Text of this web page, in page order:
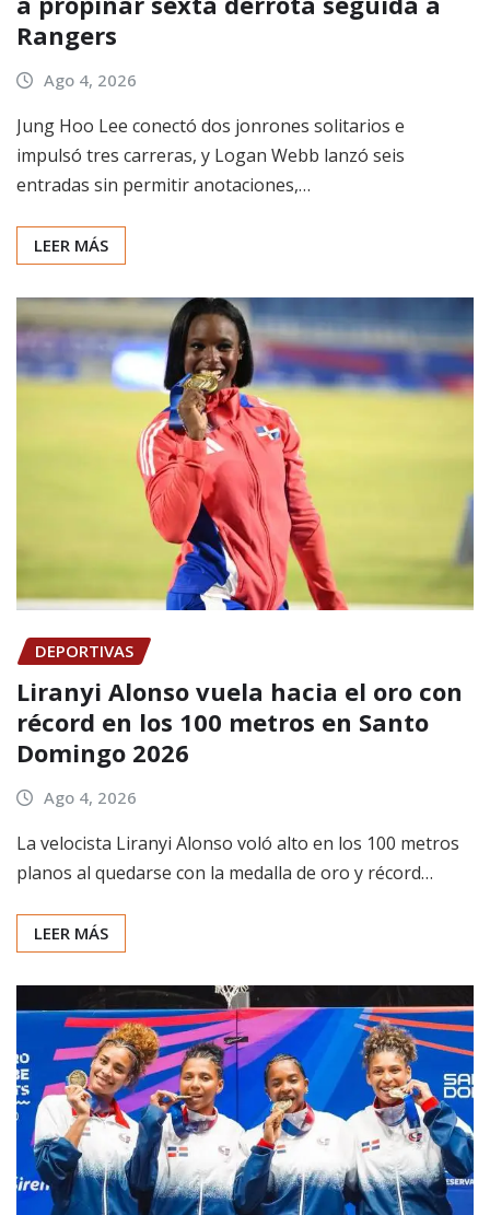
Rangers
Ago 4, 2026
Jung Hoo Lee conectó dos jonrones solitarios e
impulsó tres carreras, y Logan Webb lanzó seis
entradas sin permitir anotaciones,…
LEER MÁS
DEPORTIVAS
Liranyi Alonso vuela hacia el oro con
récord en los 100 metros en Santo
Domingo 2026
Ago 4, 2026
La velocista Liranyi Alonso voló alto en los 100 metros
planos al quedarse con la medalla de oro y récord…
LEER MÁS